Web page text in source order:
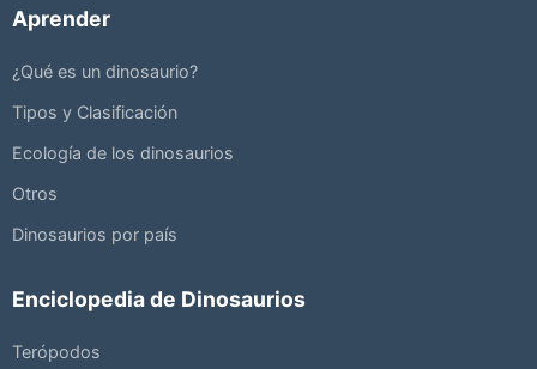
Aprender
¿Qué es un dinosaurio?
Tipos y Clasificación
Ecología de los dinosaurios
Otros
Dinosaurios por país
Enciclopedia de Dinosaurios
Terópodos